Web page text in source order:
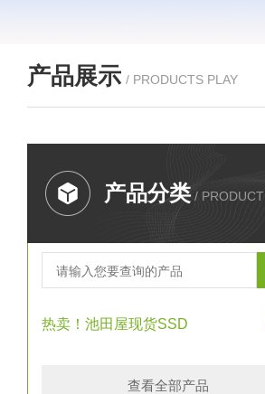
产品展示 / PRODUCTS PLAY
产品分类 / PRODUCT
热卖！池田屋现货SSD
查看全部产品